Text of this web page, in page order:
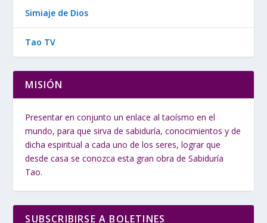
Simiaje de Dios
Tao TV
MISIÓN
Presentar en conjunto un enlace al taoísmo en el
mundo, para que sirva de sabiduría, conocimientos y de
dicha espiritual a cada uno de los seres, lograr que
desde casa se conozca esta gran obra de Sabiduría
Tao.
SUBSCRIBIRSE A BOLETINES